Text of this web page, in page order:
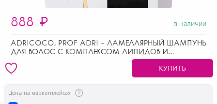
888 ₽ в наличии
ADRICOCO, PROF ADRI - ЛАМЕЛЛЯРНЫЙ ШАМПУНЬ
ДЛЯ ВОЛОС С КОМПЛЕКСОМ ЛИПИДОВ И
КУПИТЬ
Цены на маркетплейсах